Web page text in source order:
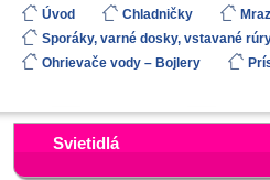
Úvod Chladničky
Sporáky, varné dosky, vstavané
Ohrievače vody – Bojlery
Svietidlá